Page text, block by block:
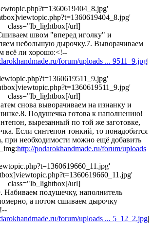
class="lb_lightbox[/url]
швом "вперед иголку" и
небольшую дырочку.7. Выворачиваем
всё ли хорошо:<!--
forum/uploads ... 9511_9.jpg|
class="lb_lightbox[/url]
снова выворачиваем на изнанку и
Подушечка готова к наполнению!
вырезанный по той же заготовке,
Если синтепон тонкий, то понадобится
при необходимости можно ещё добавить
http://podarokhandmade.ru/forum/uploads
class="lb_lightbox[/url]
Набиваем подушечку, наполнитель
а потом сшиваем дырочку
forum/uploads ... 5_12_2.jpg|